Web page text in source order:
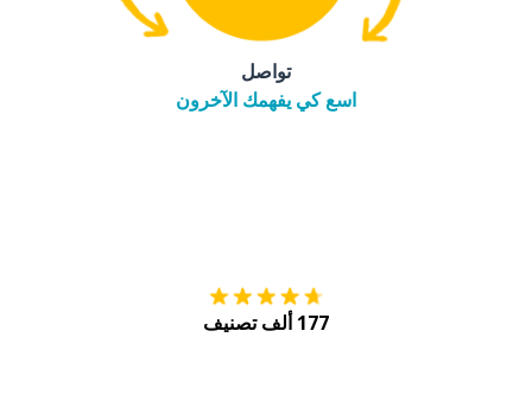
تواصل
اسع كي يفهمك الآخرون
177 ألف تصنيف